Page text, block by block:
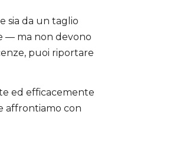
sia da un taglio
— ma non devono
puoi riportare
ed efficacemente
affrontiamo con